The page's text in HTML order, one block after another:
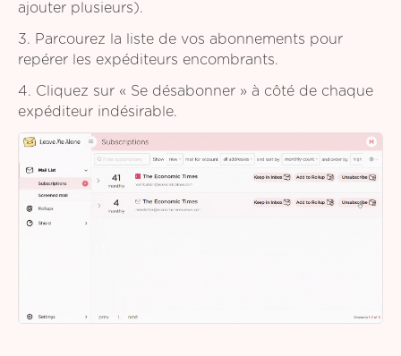
ajouter plusieurs).
3. Parcourez la liste de vos abonnements pour
repérer les expéditeurs encombrants.
4. Cliquez sur « Se désabonner » à côté de chaque
expéditeur indésirable.